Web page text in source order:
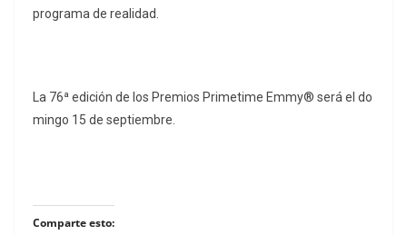
programa de realidad.
La 76ª edición de los Premios Primetime Emmy® será el do
mingo 15 de septiembre.
Comparte esto: